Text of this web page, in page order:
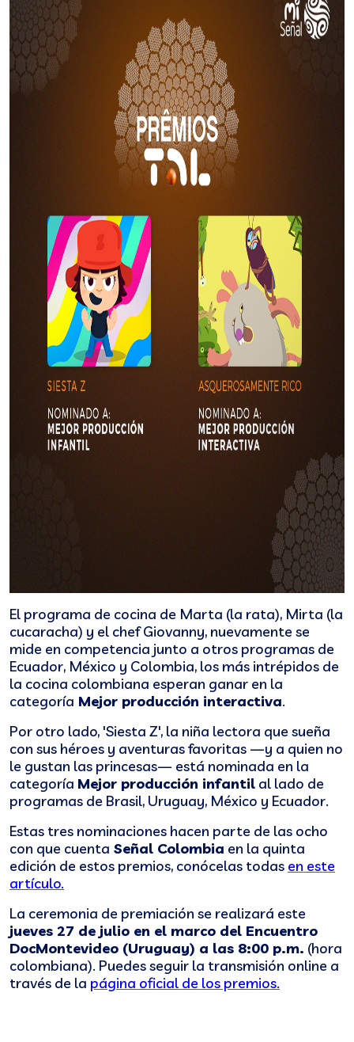
El programa de cocina de Marta (la rata), Mirta (la
cucaracha) y el chef Giovanny, nuevamente se
mide en competencia junto a otros programas de
Ecuador, México y Colombia, los más intrépidos de
la cocina colombiana esperan ganar en la
categoría Mejor producción interactiva.
Por otro lado, 'Siesta Z', la niña lectora que sueña
con sus héroes y aventuras favoritas —y a quien no
le gustan las princesas— está nominada en la
categoría Mejor producción infantil al lado de
programas de Brasil, Uruguay, México y Ecuador.
Estas tres nominaciones hacen parte de las ocho
con que cuenta Señal Colombia en la quinta
edición de estos premios, conócelas todas en este
artículo.
La ceremonia de premiación se realizará este
jueves 27 de julio en el marco del Encuentro
DocMontevideo (Uruguay) a las 8:00 p.m. (hora
colombiana). Puedes seguir la transmisión online a
través de la página oficial de los premios.